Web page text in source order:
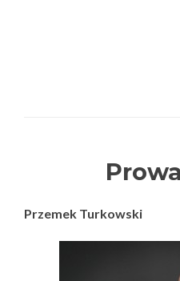
Przemek Turkowski